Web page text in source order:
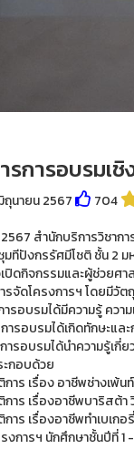
รการอบรมเ
ถุนายน 2567 704
สำนักบริการวิชาก
ทีปังกรรัศมีโชติ ชั้น 2
เปิดกิจกรรมและผู้ช่วยศ
รจัดโครงการฯ โดยมีวั
ารอบรมได้มีความรู้ ควา
การอบรมได้เกิดทักษะแ
การอบรมได้นำความรู้เ
กอบด้วย
าร เรื่อง อาชีพช่างเพ้
าร เรื่องอาชีพบาริสต้
าร เรื่องอาชีพทำเบเก
งการฯ นักศึกษาชั้นปีที่ 1